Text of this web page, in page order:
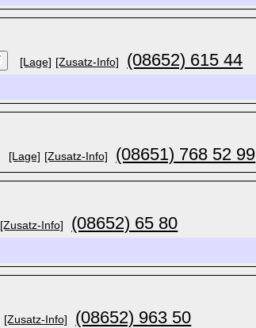
[Lage] [Zusatz-Info] (08652) 615 44
[Lage] [Zusatz-Info] (08651) 768 52 99
[Zusatz-Info] (08652) 65 80
[Zusatz-Info] (08652) 963 50